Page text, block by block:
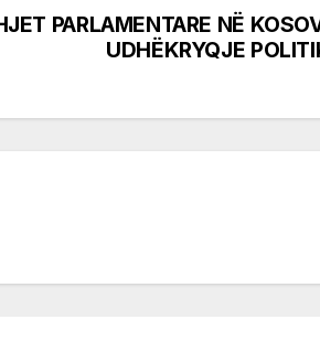
PARLAMENTARE NË
UDHËKRYQJE